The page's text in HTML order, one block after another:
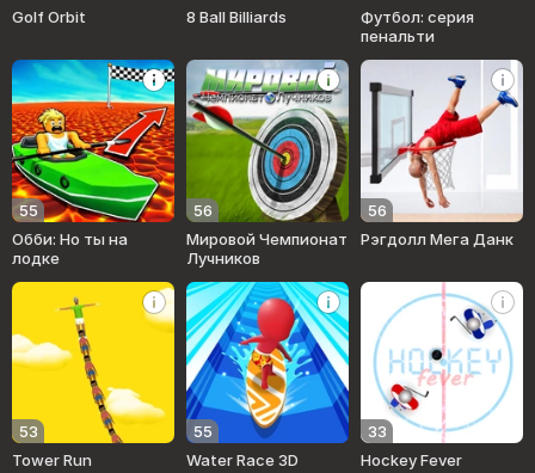
Golf Orbit
8 Ball Billiards
Футбол: серия
пенальти
55
Обби: Но ты на
лодке
56
Мировой Чемпионат
Лучников
56
Рэгдолл Мега Данк
53
Tower Run
55
Water Race 3D
33
Hockey Fever